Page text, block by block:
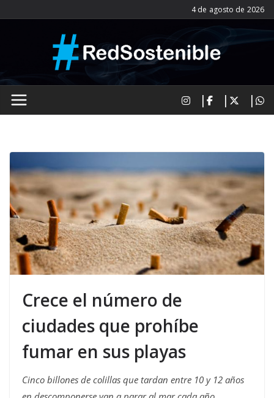
al
4 de agosto de 2026
Crece el número de
ciudades que prohíbe
fumar en sus playas
Cinco billones de colillas que tardan entre 10 y 12 años